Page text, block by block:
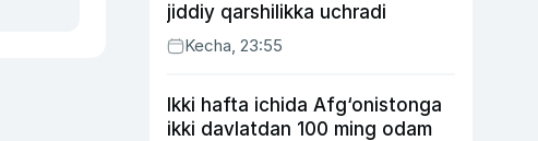
jiddiy qarshilikka uchradi
Kecha, 23:55
Ikki hafta ichida Afg‘onistonga
ikki davlatdan 100 ming odam